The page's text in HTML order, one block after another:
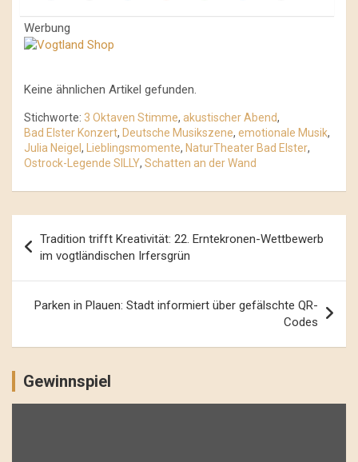
Werbung
Keine ähnlichen Artikel gefunden.
Stichworte: 3 Oktaven Stimme, akustischer Abend,
Bad Elster Konzert, Deutsche Musikszene, emotionale Musik,
Julia Neigel , Lieblingsmomente, NaturTheater Bad Elster,
Ostrock-Legende SILLY, Schatten an der Wand
Navigation
Tradition trifft Kreativität: 22. Erntekronen-Wettbewerb
im vogtländischen Irfersgrün
Parken in Plauen: Stadt informiert über gefälschte QR-
Codes
Gewinnspiel